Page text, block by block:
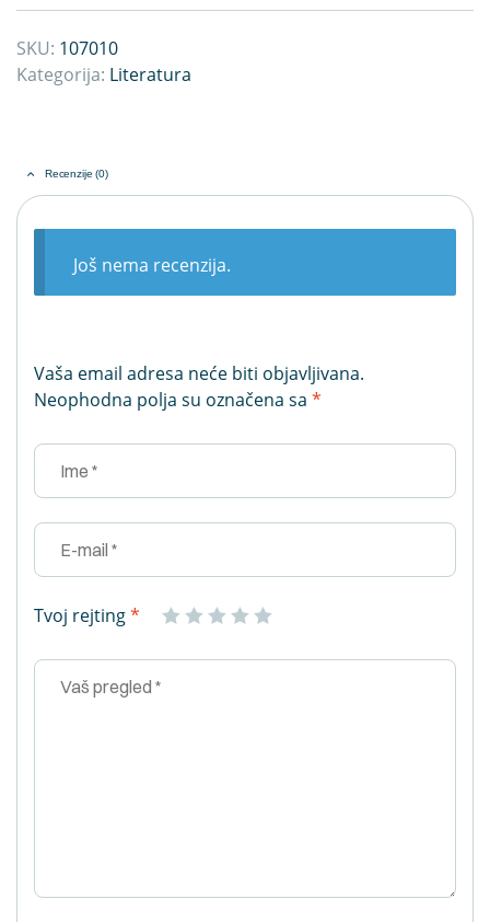
SKU: 107010
Kategorija: Literatura
Recenzije (0)
Još nema recenzija.
Vaša email adresa neće biti objavljivana.
Neophodna polja su označena sa *
Tvoj rejting*